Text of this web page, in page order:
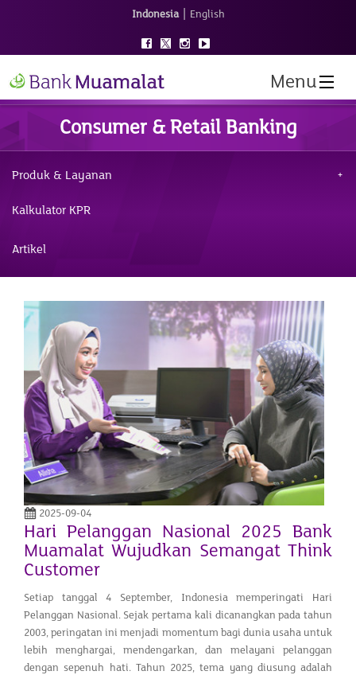
Indonesia | English
Menu
Consumer & Retail Banking
Produk & Layanan
Kalkulator KPR
Artikel
2025-09-04
Hari Pelanggan Nasional 2025 Bank
Muamalat Wujudkan Semangat Think
Customer
Setiap tanggal 4 September, Indonesia memperingati Hari
Pelanggan Nasional. Sejak pertama kali dicanangkan pada tahun
2003, peringatan ini menjadi momentum bagi dunia usaha untuk
lebih menghargai, mendengarkan, dan melayani pelanggan
dengan sepenuh hati. Tahun 2025, tema yang diusung adalah